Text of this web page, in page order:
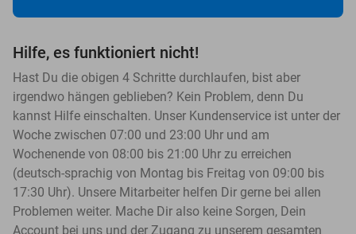
Hilfe, es funktioniert nicht!
Hast Du die obigen 4 Schritte durchlaufen, bist aber
irgendwo hängen geblieben? Kein Problem, denn Du
kannst Hilfe einschalten. Unser Kundenservice ist unter der
Woche zwischen 07:00 und 23:00 Uhr und am
Wochenende von 08:00 bis 21:00 Uhr zu erreichen
(deutsch-sprachig von Montag bis Freitag von 09:00 bis
17:30 Uhr). Unsere Mitarbeiter helfen Dir gerne bei allen
Problemen weiter. Mache Dir also keine Sorgen, Dein
Account bei uns und der Zugang zu unserem gesamten